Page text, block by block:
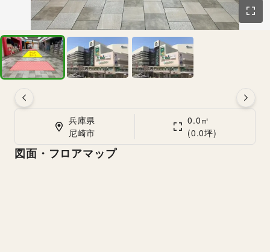
兵庫県
尼崎市
0.0㎡
(0.0坪)
図面・フロアマップ